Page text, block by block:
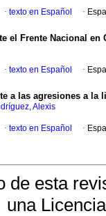
· texto en Español ·
el Frente Nacional en
· texto en Español ·
a las agresiones a la
Alexis
· texto en Español ·
de esta
una